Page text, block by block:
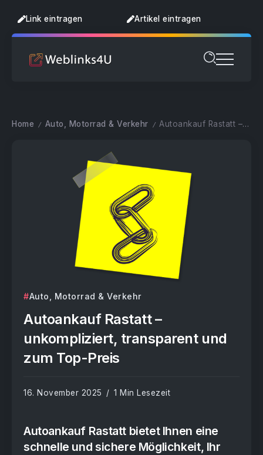
Link eintragen Artikel eintragen
Home / Auto, Motorrad & Verkehr / Autoankauf Rastatt – unkompliziert, transparent und zum Top-Preis
Auto, Motorrad & Verkehr
Autoankauf Rastatt –
unkompliziert, transparent und
zum Top-Preis
16. November 2025 1 Min Lesezeit
Autoankauf Rastatt bietet Ihnen eine
schnelle und sichere Möglichkeit, Ihr